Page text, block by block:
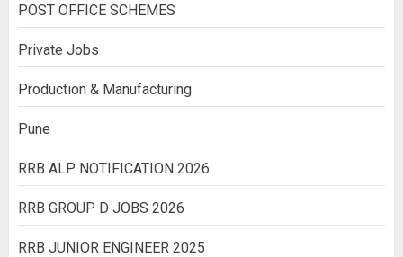
POST OFFICE SCHEMES
Private Jobs
Production & Manufacturing
Pune
RRB ALP NOTIFICATION 2026
RRB GROUP D JOBS 2026
RRB JUNIOR ENGINEER 2025